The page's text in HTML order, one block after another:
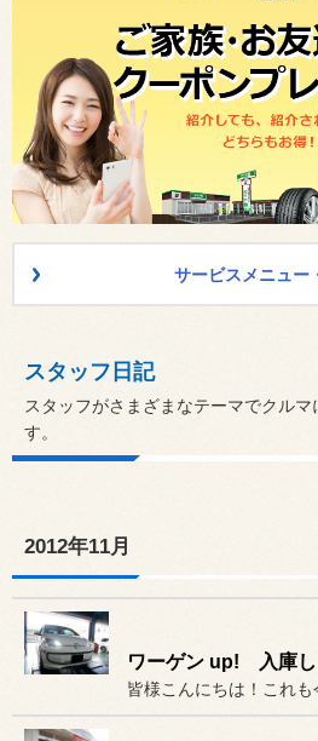
サービスメニュー
スタッフ日記
スタッフがさまざまなテーマでクル
す。
2012年11月
ワーゲン up! 入庫し